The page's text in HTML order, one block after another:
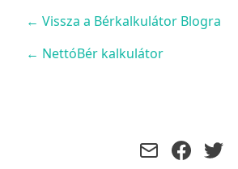
← Vissza a Bérkalkulátor Blogra
← NettóBér kalkulátor
facebooktwitter